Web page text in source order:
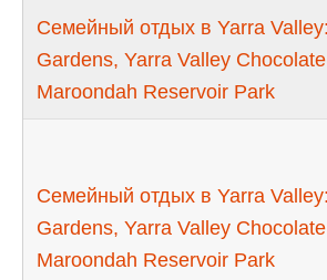
Семейный отдых в Yarra
Gardens, Yarra Valley
Maroondah Reservoir Park
Семейный отдых в Yarra
Gardens, Yarra Valley
Maroondah Reservoir Park